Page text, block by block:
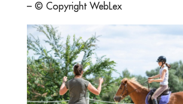
– © Copyright WebLex